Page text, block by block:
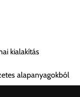
szállítást is kér,
program. Kérjük, a
megfelelő szállítási
a program
úgy válassza
a vásárolt
kialakítás
alapanyagokból